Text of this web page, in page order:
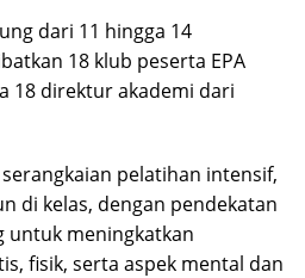
dari 11 hingga 14
18 klub peserta EPA
18 direktur akademi dari
pelatihan intensif,
di kelas, dengan pendekatan
untuk meningkatkan
fisik, serta aspek mental dan